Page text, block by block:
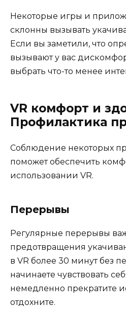
Некоторые игры и
склонны вызывать
Если вы заметили, что
вызывают у вас
выбрать что-то менее
VR комфорт и
Профилактика
Соблюдение некоторых
поможет обеспечить
использовании VR.
Перерывы
Регулярные перерывы
предотвращения
в VR более 30 минут без
начинаете чувствовать
немедленно прекратите
отдохните.